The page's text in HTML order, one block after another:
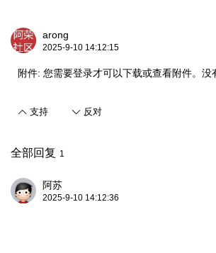
arong
2025-9-10 14:12:15
附件: 您需要登录才可以下载或查看附件。没
支持 反对
全部回复 1
阿苏
2025-9-10 14:12:36